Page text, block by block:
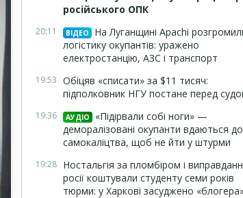
російського ОПК
20:11 ВІДЕО
На Луганщині Apachi
логістику окупантів: уражено
електростанцію, АЗС і транспорт
19:53 Обіцяв «списати» за $11 тисяч:
підполковник НГУ постане перед
19:36 АУДІО
«Підірвали собі ноги» —
деморалізовані окупанти вдаються до
самокаліцтва, щоб не йти у штурми
19:28 Ностальгія за пломбіром і
росії коштували студенту семи років
тюрми: у Харкові засуджено